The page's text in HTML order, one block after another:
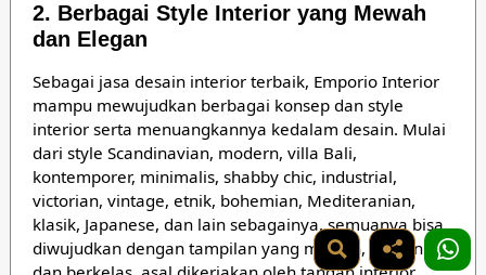
2. Berbagai Style Interior yang Mewah
dan Elegan
Sebagai jasa desain interior terbaik, Emporio Interior
mampu mewujudkan berbagai konsep dan style
interior serta menuangkannya kedalam desain. Mulai
dari style Scandinavian, modern, villa Bali,
kontemporer, minimalis, shabby chic, industrial,
victorian, vintage, etnik, bohemian, Mediteranian,
klasik, Japanese, dan lain sebagainya, semuanya bisa
diwujudkan dengan tampilan yang mewah, elegan